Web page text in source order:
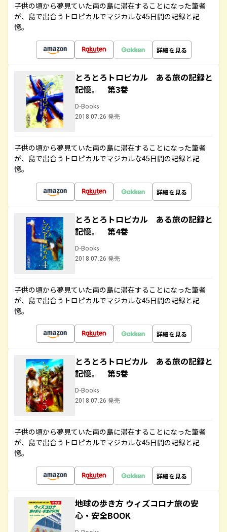
子供の頃から夢見ていた南の島に滞在することになった筆者
が、島で出合うトロピカルでマジカルな45日間の記録と記
憶。
詳細を見る
とろとろトロピカル ある旅の記録と
記憶。 第3巻
D-Books
2018.07.26 発売
子供の頃から夢見ていた南の島に滞在することになった筆者
が、島で出合うトロピカルでマジカルな45日間の記録と記
憶。
詳細を見る
とろとろトロピカル ある旅の記録と
記憶。 第4巻
D-Books
2018.07.26 発売
子供の頃から夢見ていた南の島に滞在することになった筆者
が、島で出合うトロピカルでマジカルな45日間の記録と記
憶。
詳細を見る
とろとろトロピカル ある旅の記録と
記憶。 第5巻
D-Books
2018.07.26 発売
子供の頃から夢見ていた南の島に滞在することになった筆者
が、島で出合うトロピカルでマジカルな45日間の記録と記
憶。
詳細を見る
地球の歩き方 ウィズコロナ旅の安
心・安全BOOK